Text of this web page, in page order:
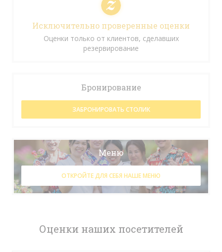
Оценки наших посетителей
Исключительно проверенные оценки
Оценки только от клиентов, сделавших
резервирование
Бронирование
ЗАБРОНИРОВАТЬ СТОЛИК
Меню
ОТКРОЙТЕ ДЛЯ СЕБЯ НАШЕ МЕНЮ